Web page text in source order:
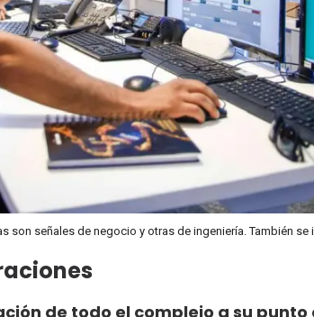
son señales de negocio y otras de ingeniería. También
de todo el complejo a su